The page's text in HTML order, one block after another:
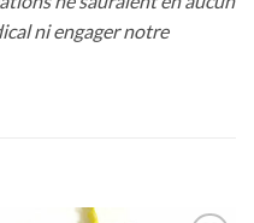
ni engager notre